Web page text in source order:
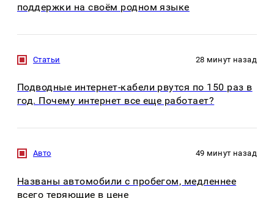
поддержки на своём родном языке
Статьи 28 минут назад
Подводные интернет-кабели рвутся по 150 раз в
год. Почему интернет все еще работает?
Авто 49 минут назад
Названы автомобили с пробегом, медленнее
всего теряющие в цене